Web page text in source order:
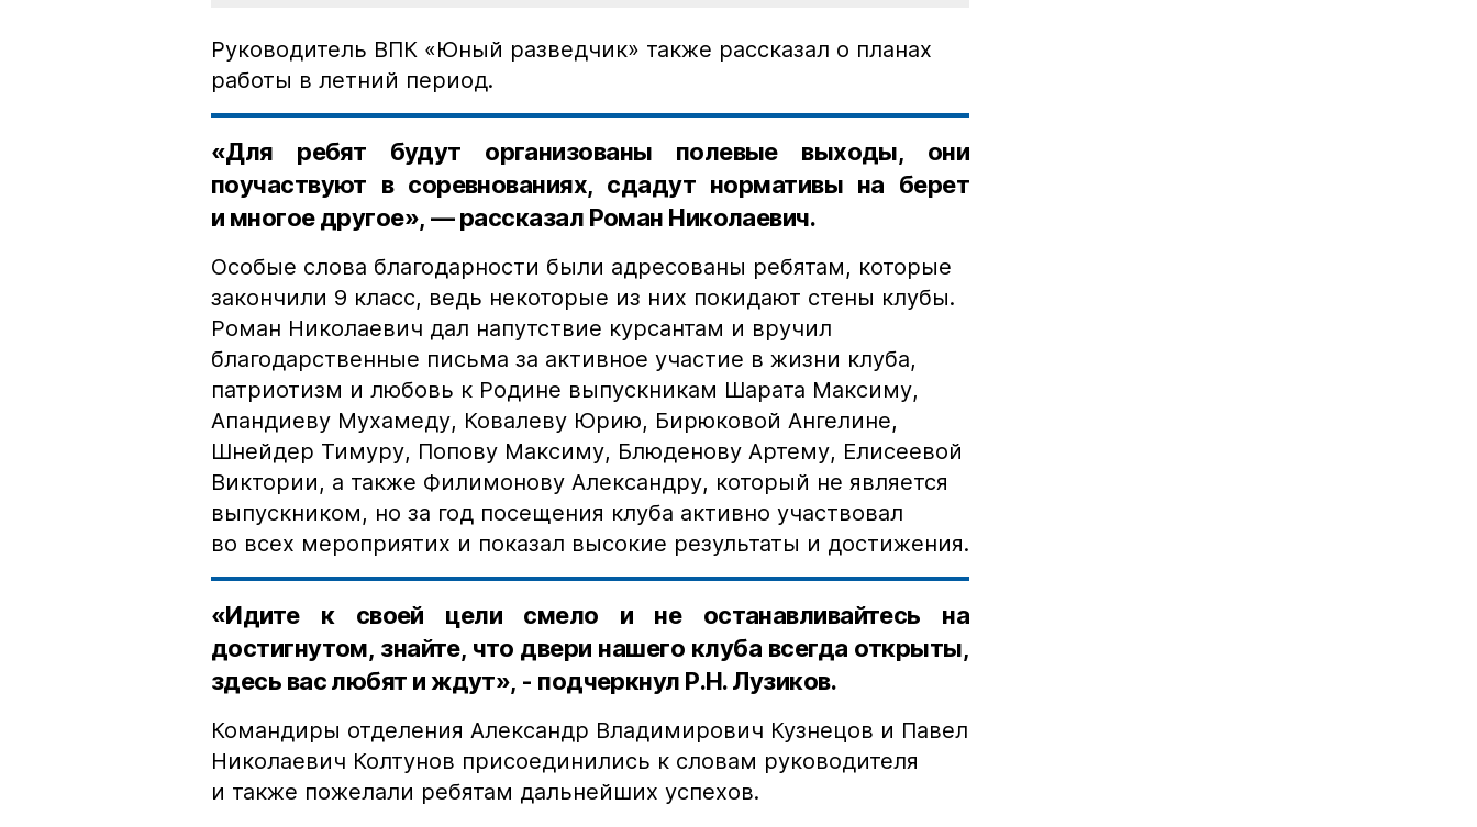
Руководитель ВПК «Юный разведчик» также рассказал о планах
работы в летний период.
«Для ребят будут организованы полевые выходы, они
поучаствуют в соревнованиях, сдадут нормативы на берет
и многое другое», — рассказал Роман Николаевич.
Особые слова благодарности были адресованы ребятам, которые
закончили 9 класс, ведь некоторые из них покидают стены клубы.
Роман Николаевич дал напутствие курсантам и вручил
благодарственные письма за активное участие в жизни клуба,
патриотизм и любовь к Родине выпускникам Шарата Максиму,
Апандиеву Мухамеду, Ковалеву Юрию, Бирюковой Ангелине,
Шнейдер Тимуру, Попову Максиму, Блюденову Артему, Елисеевой
Виктории, а также Филимонову Александру, который не является
выпускником, но за год посещения клуба активно участвовал
во всех мероприятих и показал высокие результаты и достижения.
«Идите к своей цели смело и не останавливайтесь на
достигнутом, знайте, что двери нашего клуба всегда открыты,
здесь вас любят и ждут», - подчеркнул Р.Н. Лузиков.
Командиры отделения Александр Владимирович Кузнецов и Павел
Николаевич Колтунов присоединились к словам руководителя
и также пожелали ребятам дальнейших успехов.